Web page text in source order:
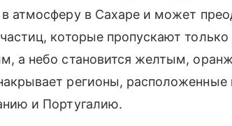
атмосферу в Сахаре и может
которые пропускают
а небо становится желтым,
регионы, расположенные
и Португалию.